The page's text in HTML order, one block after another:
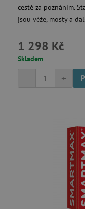
cestě za poznáním.
jsou věže, mosty a
1 298 Kč
Skladem
+
-